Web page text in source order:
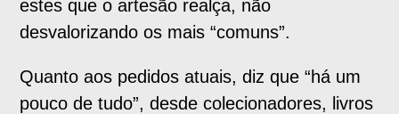
estes que o artesão realça, não
desvalorizando os mais “comuns”.
Quanto aos pedidos atuais, diz que “há um
pouco de tudo”, desde colecionadores, livros